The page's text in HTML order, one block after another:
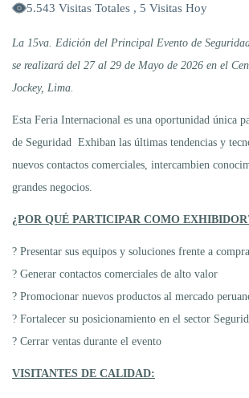
5.543 Visitas Totales , 5 Visitas Hoy
La 15va. Edición del Principal Evento de
se realizará del 27 al 29 de Mayo de 2026 en el
Jockey, Lima.
Esta Feria Internacional es una oportunidad única
de Seguridad Exhiban las últimas tendencias y
nuevos contactos comerciales, intercambien
grandes negocios.
¿POR QUÉ PARTICIPAR COMO
? Presentar sus equipos y soluciones frente a
? Generar contactos comerciales de alto valor
? Promocionar nuevos productos al mercado
? Fortalecer su posicionamiento en el sector
? Cerrar ventas durante el evento
VISITANTES DE CALIDAD: